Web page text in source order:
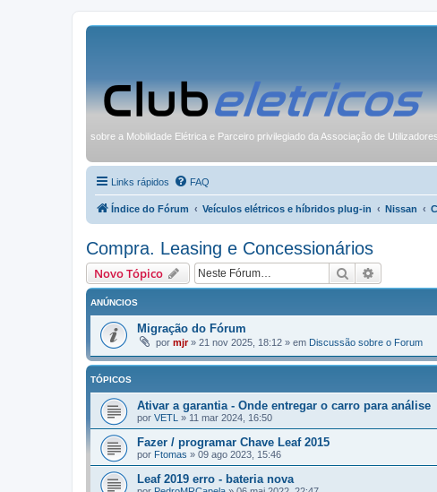
sobre a Mobilidade Elétrica e Parceiro privilegiado da Associação de
Links rápidos FAQ
Índice do Fórum Veículos elétricos e híbridos plug-in Nissan
Compra. Leasing e Concessionários
Novo Tópico Pesquisar
ANÚNCIOS
Migração do Fórum
por mjr» 21 nov 2025, 18:12 » em Discussão sobre o Forum
TÓPICOS
Ativar a garantia - Onde entregar o carro para análise
por VETL » 11 mar 2024, 16:50
Fazer / programar Chave Leaf 2015
por Ftomas » 09 ago 2023, 15:46
Leaf 2019 erro - bateria nova